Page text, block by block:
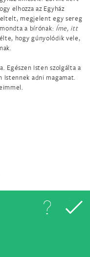
elhozza az Egyház
megjelent egy sereg
a bírónak: Íme, itt
hogy gúnyolódik vele,
Egészen Isten szolgálta a
Istennek adni magamat.